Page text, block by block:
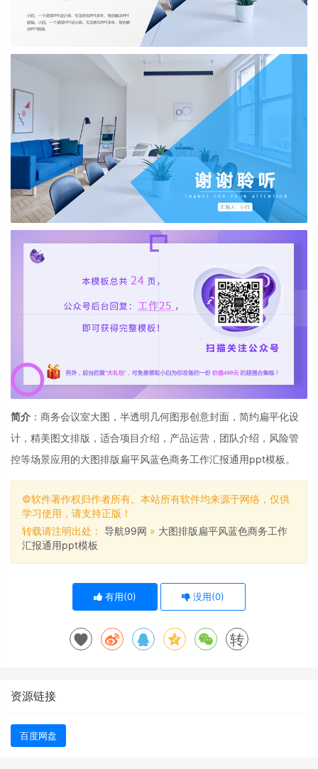
简介 ：商务会议室大图，半透明几何图形创意封面，简约扁平化设
计，精美图文排版，适合项目介绍，产品运营，团队介绍，风险管
控等场景应用的大图排版扁平风蓝色商务工作汇报通用ppt模板。
©软件著作权归作者所有。本站所有软件均来源于网络，仅供
学习使用，请支持正版！
转载请注明出处： 导航99网 » 大图排版扁平风蓝色商务工作
汇报通用ppt模板
有用(0) 没用(0)
转
资源链接
百度网盘